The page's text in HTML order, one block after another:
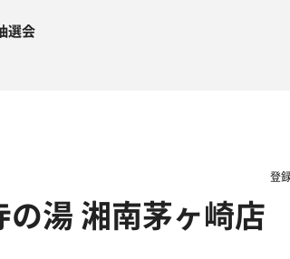
選会
の湯 湘南茅ヶ崎店
登